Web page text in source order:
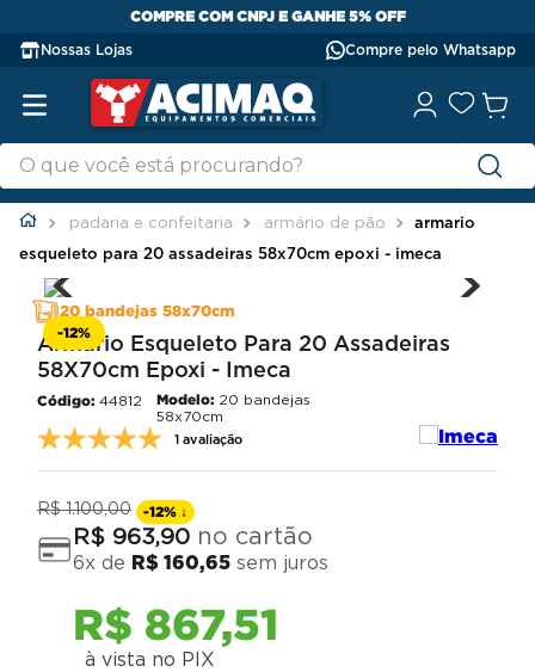
GANHE 10% OFF PAGANDO NO PIX
Nossas Lojas Compre pelo Whatsapp
padaria e confeitaria armário de pão
armario
esqueleto para 20 assadeiras 58x70cm epoxi - imeca
20 bandejas 58x70cm
-12%
Armario Esqueleto Para 20 Assadeiras
58X70cm Epoxi - Imeca
44812 Modelo: 20 bandejas
58x70cm
1 avaliação
R$ 1.100,00 -12% ↓
R$ 963,90 no cartão
6x de R$ 160,65 sem juros
R$ 867,51
à vista no PIX